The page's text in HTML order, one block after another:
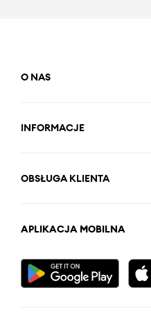
O NAS
INFORMACJE
OBSŁUGA KLIENTA
APLIKACJA MOBILNA